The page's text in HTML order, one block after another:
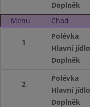
Doplněk
Menu
Chod
1
Polévka
Hlavní jídlo
Doplněk
2
Polévka
Hlavní jídlo
Doplněk